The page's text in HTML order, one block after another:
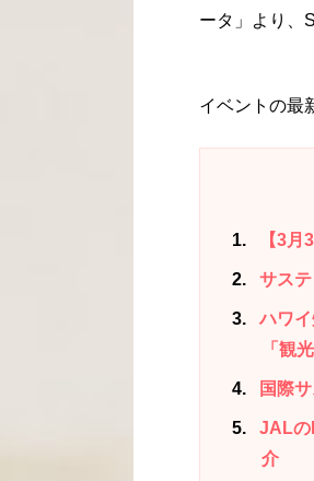
ータ」より、
イベントの最
1 【3月
2 サス
3
ハワ
「観
4 国際
5
JALの
介